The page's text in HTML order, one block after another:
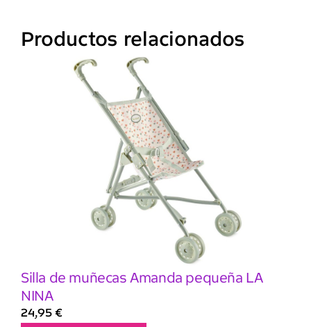
Productos relacionados
Silla de muñecas Amanda pequeña LA
NINA
24,95 €